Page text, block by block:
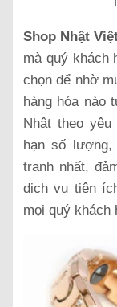
Shop Nhật
mà quý khách
chọn để nhờ
hàng hóa nào
Nhật theo
hạn số
tranh nhất,
dịch vụ tiện
mọi quý khách